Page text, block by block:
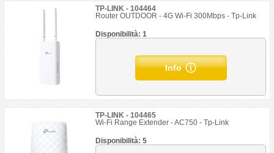
TP-LINK - 104464
Router OUTDOOR - 4G Wi-Fi 300Mbps - Tp-Link
Disponibilità: 1
Info
TP-LINK - 104465
Wi-Fi Range Extender - AC750 - Tp-Link
Disponibilità: 5